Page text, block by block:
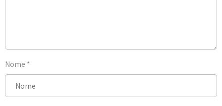
Nome *